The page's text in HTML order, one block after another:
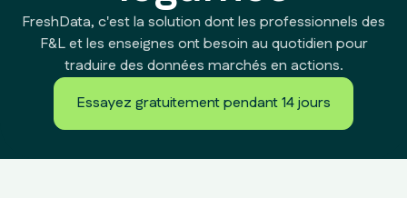
FreshData, c'est la solution dont les professionnels des
F&L et les enseignes ont besoin au quotidien pour
traduire des données marchés en actions.
Essayez gratuitement pendant 14 jours
Essayez gratuitement pendant 14 jours